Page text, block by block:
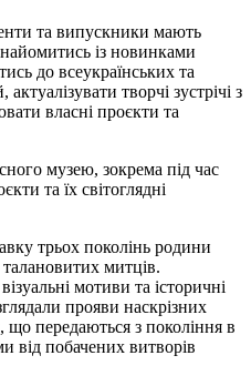
та випускники мають
із новинками
до всеукраїнських та
творчі зустрічі з
власні проєкти та
музею, зокрема під час
та їх світоглядні
трьох поколінь родини
митців.
мотиви та історичні
прояви наскрізних
що передаються з покоління в
від побачених витворів